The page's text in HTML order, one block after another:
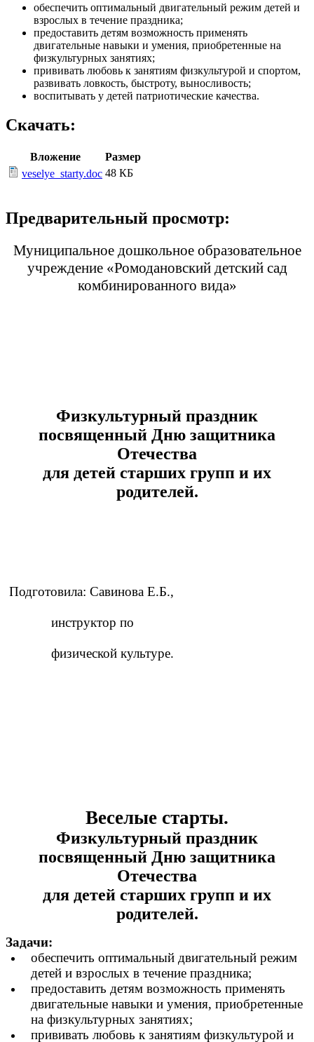
обеспечить оптимальный двигательный режим детей и
взрослых в течение праздника;
предоставить детям возможность применять
двигательные навыки и умения, приобретенные на
физкультурных занятиях;
прививать любовь к занятиям физкультурой и спортом,
развивать ловкость, быстроту, выносливость;
воспитывать у детей патриотические качества.
Скачать:
Вложение
Размер
veselye_starty.doc 48 КБ
Предварительный просмотр:
Муниципальное дошкольное образовательное
учреждение «Ромодановский детский сад
комбинированного вида»
Физкультурный праздник
посвященный Дню защитника
Отечества
для детей старших групп и их
родителей.
Подготовила: Савинова Е.Б.,
инструктор по
физической культуре.
Веселые старты.
Физкультурный праздник
посвященный Дню защитника
Отечества
для детей старших групп и их
родителей.
Задачи:
обеспечить оптимальный двигательный режим
детей и взрослых в течение праздника;
предоставить детям возможность применять
двигательные навыки и умения, приобретенные
на физкультурных занятиях;
прививать любовь к занятиям физкультурой и